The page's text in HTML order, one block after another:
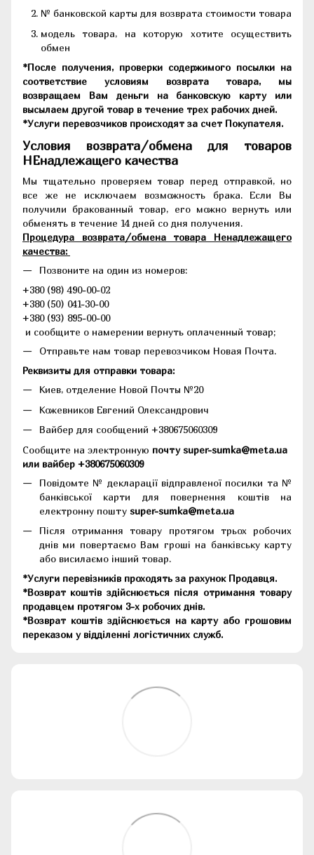
№ банковской карты для возврата стоимости товара
модель товара, на которую хотите осуществить
обмен
*После получения, проверки содержимого посылки на
соответствие условиям возврата товара, мы
возвращаем Вам деньги на банковскую карту или
высылаем другой товар в течение трех рабочих дней.
*Услуги перевозчиков происходят за счет Покупателя.
Условия возврата/обмена для товаров
НЕнадлежащего качества
Мы тщательно проверяем товар перед отправкой, но
все же не исключаем возможность брака. Если Вы
получили бракованный товар, его можно вернуть или
обменять в течение 14 дней со дня получения.
Процедура возврата/обмена товара Ненадлежащего
качества:
Позвоните на один из номеров:
+380 (98) 490-00-02
+380 (50) 041-30-00
+380 (93) 895-00-00
и сообщите о намерении вернуть оплаченный товар;
Отправьте нам товар перевозчиком Новая Почта.
Реквизиты для отправки товара:
Киев, отделение Новой Почты №20
Кожевников Евгений Олександрович
Вайбер для сообщений +380675060309
Сообщите на электронную почту super-sumka@meta.ua
или вайбер +380675060309
Повідомте № декларації відправленої посилки та №
банківської карти для повернення коштів на
електронну пошту super-sumka@meta.ua
Після отримання товару протягом трьох робочих
днів ми повертаємо Вам гроші на банківську карту
або висилаємо інший товар.
*Услуги перевізників проходять за рахунок Продавця.
*Возврат коштів здійснюється після отримання товару
продавцем протягом 3-х робочих днів.
*Возврат коштів здійснюється на карту або грошовим
переказом у відділенні логістичних служб.